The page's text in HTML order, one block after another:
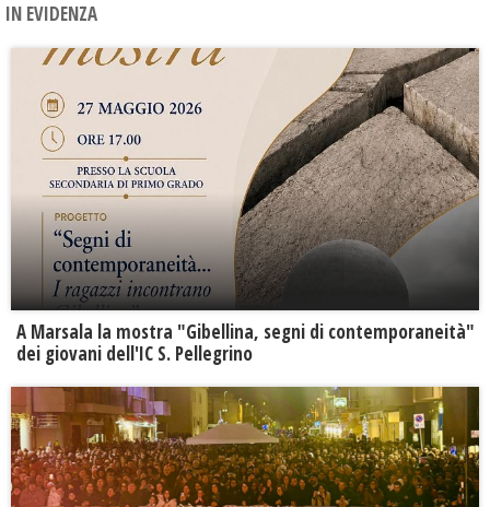
IN EVIDENZA
A Marsala la mostra "Gibellina, segni di contemporaneità"
dei giovani dell'IC S. Pellegrino